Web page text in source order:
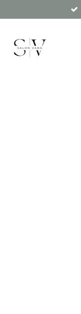
direct
hoofdinhoud